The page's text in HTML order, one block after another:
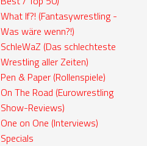
What If?! (Fantasywrestling -
Was wäre wenn?!)
SchleWaZ (Das schlechteste
Wrestling aller Zeiten)
Pen & Paper (Rollenspiele)
On The Road (Eurowrestling
Show-Reviews)
One on One (Interviews)
Specials